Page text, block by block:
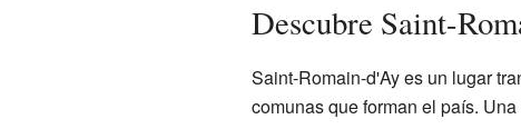
Descubre Saint-
Saint-Romain-d'Ay es un lugar
comunas que forman el país.